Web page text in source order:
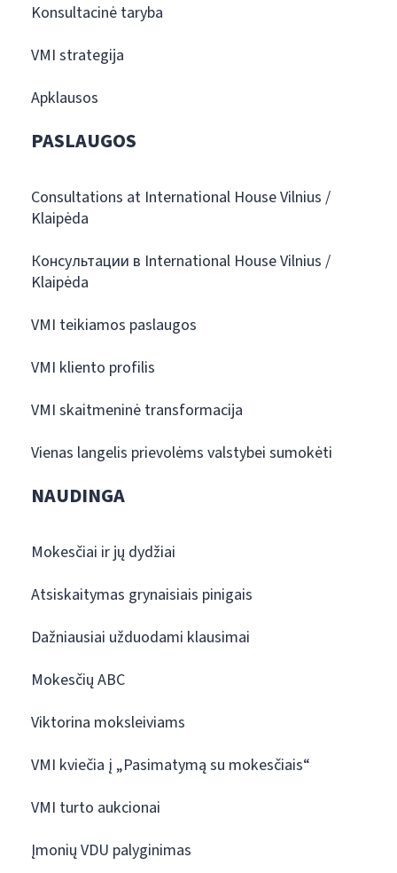
Konsultacinė taryba
VMI strategija
Apklausos
PASLAUGOS
Consultations at International House Vilnius /
Klaipėda
Консультации в International House Vilnius /
Klaipėda
VMI teikiamos paslaugos
VMI kliento profilis
VMI skaitmeninė transformacija
Vienas langelis prievolėms valstybei sumokėti
NAUDINGA
Mokesčiai ir jų dydžiai
Atsiskaitymas grynaisiais pinigais
Dažniausiai užduodami klausimai
Mokesčių ABC
Viktorina moksleiviams
VMI kviečia į „Pasimatymą su mokesčiais“
VMI turto aukcionai
Įmonių VDU palyginimas